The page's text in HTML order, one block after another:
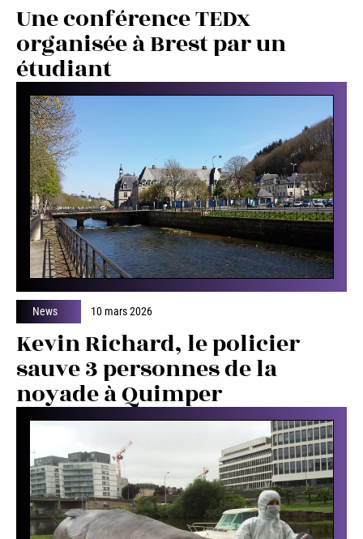
Une conférence TEDx
organisée à Brest par un
étudiant
News 10 mars 2026
Kevin Richard, le policier
sauve 3 personnes de la
noyade à Quimper